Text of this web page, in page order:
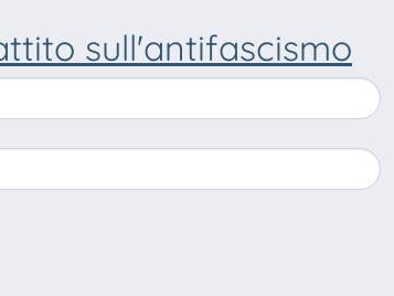
sull'antifascismo